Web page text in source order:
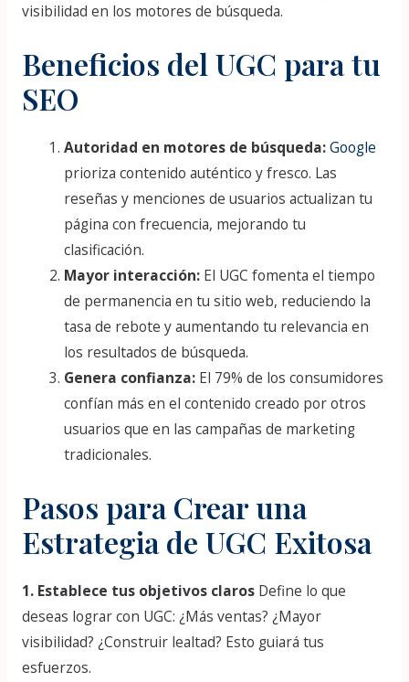
visibilidad en los motores de búsqueda.
Beneficios del UGC para tu
SEO
Autoridad en motores de búsqueda:Google
prioriza contenido auténtico y fresco. Las
reseñas y menciones de usuarios actualizan tu
página con frecuencia, mejorando tu
clasificación.
Mayor interacción: El UGC fomenta el tiempo
de permanencia en tu sitio web, reduciendo la
tasa de rebote y aumentando tu relevancia en
los resultados de búsqueda.
Genera confianza: El 79% de los consumidores
confían más en el contenido creado por otros
usuarios que en las campañas de marketing
tradicionales.
Pasos para Crear una
Estrategia de UGC Exitosa
1. Establece tus objetivos clarosDefine lo que
deseas lograr con UGC: ¿Más ventas? ¿Mayor
visibilidad? ¿Construir lealtad? Esto guiará tus
esfuerzos.